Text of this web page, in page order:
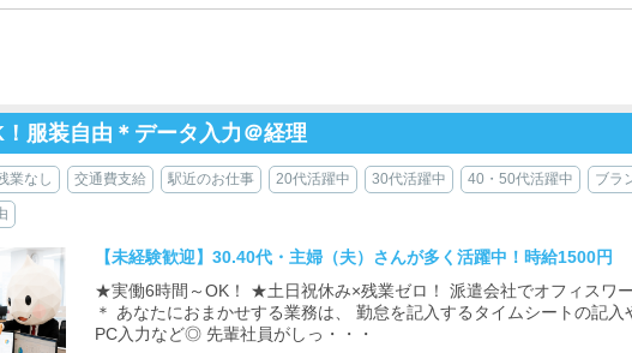
服装自由＊データ入力＠経理
業なし 交通費支給 駅近のお仕事 20代活躍中 30代活躍中 40・50代活躍中 ブラ
【未経験歓迎】30.40代・主婦（夫）さんが多く活躍中！時給1500円
★実働6時間～OK！ ★土日祝休み×残業ゼロ！ 派遣会社でオフィスワ
＊ あなたにおまかせする業務は、 勤怠を記入するタイムシートの記
PC入力など◎ 先輩社員がしっ・・・